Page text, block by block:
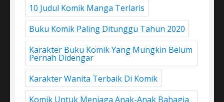
10 Judul Komik Manga Terlaris
Buku Komik Paling Ditunggu Tahun 2020
Karakter Buku Komik Yang Mungkin Belum
Pernah Didengar
Karakter Wanita Terbaik Di Komik
Komik Untuk Menjaga Anak-Anak Bahagia